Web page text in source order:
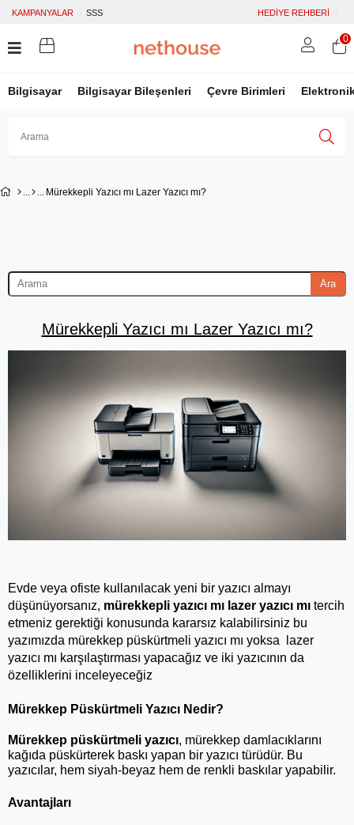
KAMPANYALAR SSS HEDİYE REHBERİ
Bilgisayar Bilgisayar Bileşenleri Çevre Birimleri
0
Mürekkepli Yazıcı mı Lazer Yazıcı mı?
Ara
Mürekkepli Yazıcı mı Lazer Yazıcı mı?
Evde veya ofiste kullanılacak yeni bir yazıcı almayı
düşünüyorsanız, mürekkepli yazıcı mı lazer yazıcı mı tercih
etmeniz gerektiği konusunda kararsız kalabilirsiniz bu
yazımızda mürekkep püskürtmeli yazıcı mı yoksa  lazer
yazıcı mı karşılaştırması yapacağız ve iki yazıcının da
özelliklerini inceleyeceğiz
Mürekkep Püskürtmeli Yazıcı Nedir?
Mürekkep püskürtmeli yazıcı, mürekkep damlacıklarını
kağıda püskürterek baskı yapan bir yazıcı türüdür. Bu
yazıcılar, hem siyah-beyaz hem de renkli baskılar yapabilir.
Avantajları